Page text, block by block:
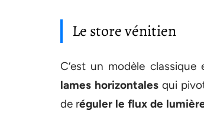
Le store vénitien
C’est un modèle
lames horizontalesqui
de réguler le flux de